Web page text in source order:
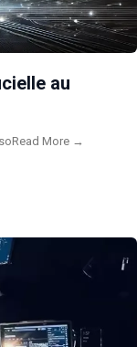
au
More →